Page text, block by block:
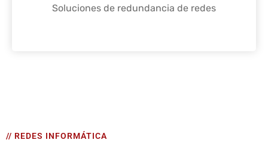
Soluciones de redundancia de redes
// REDES INFORMÁTICA